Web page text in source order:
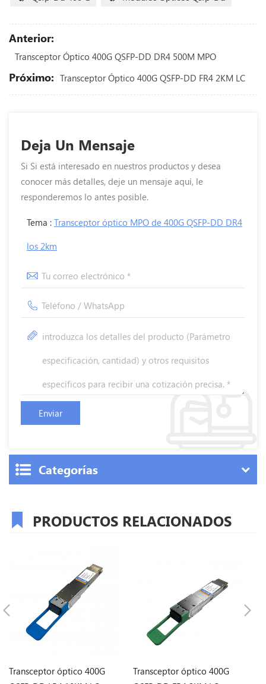
Anterior:
Transceptor Óptico 400G QSFP-DD DR4 500M MPO
Próximo: Transceptor Óptico 400G QSFP-DD FR4 2KM LC
Deja Un Mensaje
Si Si está interesado en nuestros productos y desea
conocer más detalles, deje un mensaje aquí, le
responderemos lo antes posible.
Tema : Transceptor óptico MPO de 400G QSFP-DD DR4
los 2km
Categorías
PRODUCTOS RELACIONADOS
Transceptor óptico 400G
Transceptor óptico 400G